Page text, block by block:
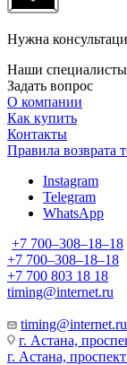
Нужна
Наши
Задать вопрос
О компании
Как купить
Контакты
Правила возврата
Instagram
Telegram
WhatsApp
+7 700‒308‒18‒18
+7 700‒308‒18‒18
+7 700 803 18 18
timing@internet.ru
timing@internet.ru
г. Астана,
г. Астана,